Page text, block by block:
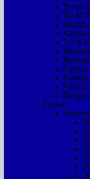
Tur til
Tur til
Tur til
Fester